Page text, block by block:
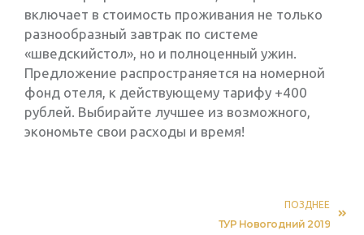
включает в стоимость проживания не только
разнообразный завтрак по системе
«шведскийстол», но и полноценный ужин.
Предложение распространяется на номерной
фонд отеля, к действующему тарифу +400
рублей. Выбирайте лучшее из возможного,
экономьте свои расходы и время!
ПОЗДНЕЕ
ТУР Новогодний 2019